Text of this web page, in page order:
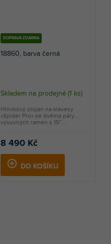
DOPRAVA ZDARMA
18860, barva černá
Skladem na prodejně (1 ks)
8 490 Kč
DO KOŠÍKU
Hliníkový stojan na klávesy
»Spider Pro« se dvěma páry
výsuvných ramen s 15°...